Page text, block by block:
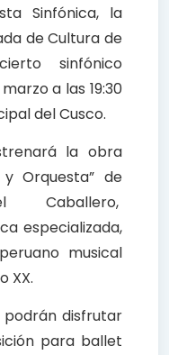
Sinfónica, la
de Cultura de
sinfónico
a las 19:30
del Cusco.
la obra
Orquesta” de
Caballero,
especializada,
musical
XX.
podrán disfrutar
para ballet